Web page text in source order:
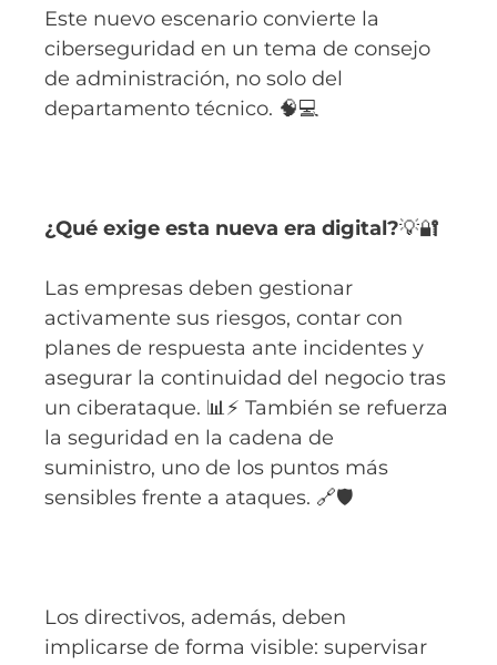
Este nuevo escenario convierte la
ciberseguridad en un tema de consejo
de administración, no solo del
departamento técnico. 🧠💻
¿Qué exige esta nueva era digital?💡🔐
Las empresas deben gestionar
activamente sus riesgos, contar con
planes de respuesta ante incidentes y
asegurar la continuidad del negocio tras
un ciberataque. 📊⚡ También se refuerza
la seguridad en la cadena de
suministro, uno de los puntos más
sensibles frente a ataques. 🔗🛡️
Los directivos, además, deben
implicarse de forma visible: supervisar